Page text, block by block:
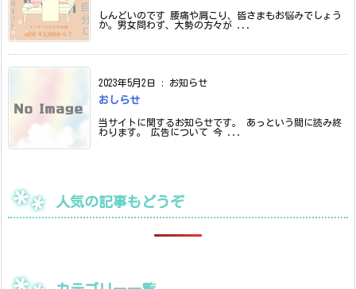
しんどいのです 腰痛や肩こり、皆さまもお悩みでしょう
か。男女問わず、大勢の方々が ...
2023年5月2日 : お知らせ
おしらせ
当サイトに関するお知らせです。 あっという間に読み終
わります。 広告について 今 ...
人気の記事もどうぞ